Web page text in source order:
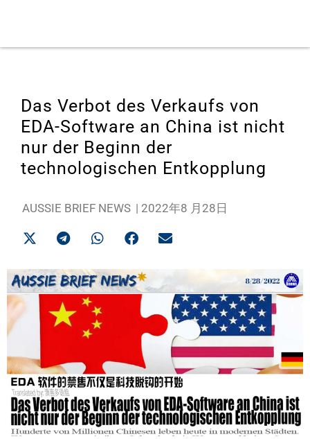
Das Verbot des Verkaufs von
EDA-Software an China ist nicht
nur der Beginn der
technologischen Entkopplung
AUSSIE BRIEF NEWS | 2022年8 月28日